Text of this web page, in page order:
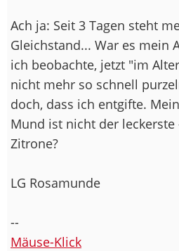
Ach ja: Seit 3 Tagen steht
Gleichstand... War es mein
ich beobachte, jetzt "im
nicht mehr so schnell
doch, dass ich entgifte.
Mund ist nicht der leckerste
Zitrone?
LG Rosamunde
--
Mäuse-Klick